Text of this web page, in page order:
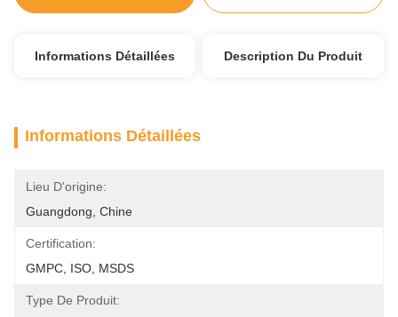
Informations Détaillées Description Du Produit
Informations Détaillées
Lieu D'origine:
Guangdong, Chine
Certification:
GMPC, ISO, MSDS
Type De Produit: